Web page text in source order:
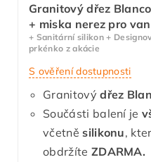
Granitový dřez
+ miska nerez pro
+ Sanitární silikon +
prkénko z akácie
S ověření dostupnosti
Granitový dřez
Součásti balení je
včetněsilikonu,
obdržíte ZDARMA.